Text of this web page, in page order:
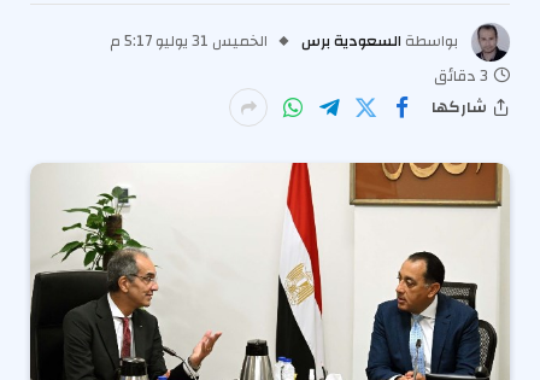
بواسطة السعودية برس
الخميس 31 يوليو 5:17 م
3 دقائق
شاركها